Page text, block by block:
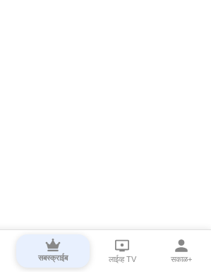
सबस्क्राईब लाईव्ह TV सकाळ+